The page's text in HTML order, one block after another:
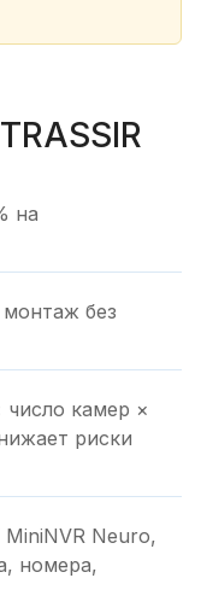
на
без
камер ×
риски
Neuro,
номера,